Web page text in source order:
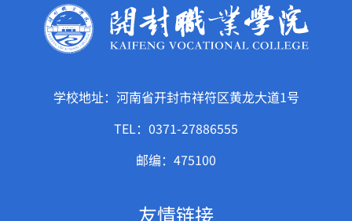
学校地址：河南省开封市祥符区黄龙大道1号
TEL：0371-27886555
邮编：475100
友情链接